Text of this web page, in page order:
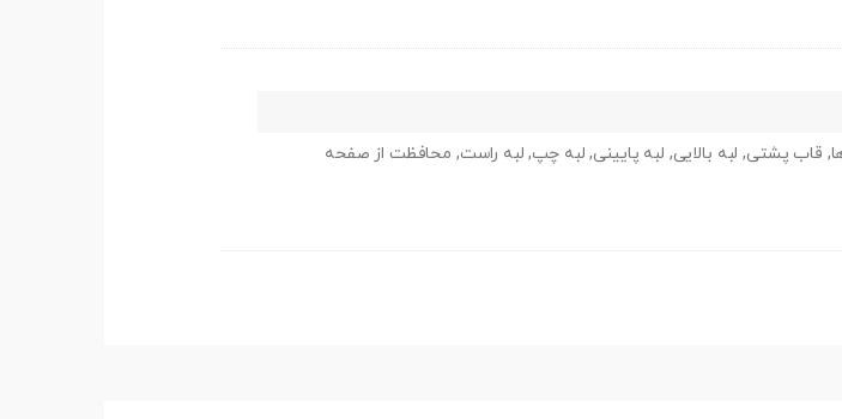
قاب پشتی, لبه بالایی, لبه پایینی, لبه چپ, لبه راست, محافظت از صفحه